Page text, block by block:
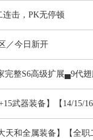
连击，PK无停顿
／今日新开
整S6高级扩展▄9代
武器装备】【14/15/
和全属装备】【全职